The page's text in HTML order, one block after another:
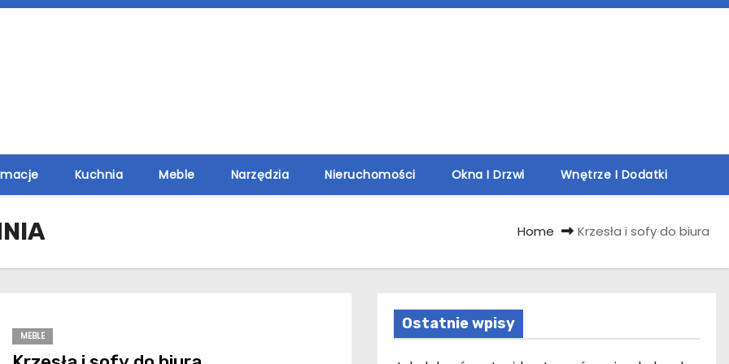
Kuchnia Meble Narzędzia Nieruchomości Okna I Drzwi Wnętrze I Dodatki
Home Krzesła i sofy do biura
MEBLE
Ostatnie wpisy